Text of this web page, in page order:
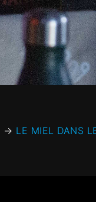
→ LE MIEL DANS